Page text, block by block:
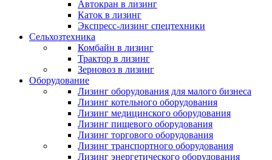
Автокран в лизинг
Каток в лизинг
Экспресс-лизинг спецтехники
Сельхозтехника
Комбайн в лизинг
Трактор в лизинг
Зерновоз в лизинг
Оборудование
Лизинг оборудования для малого бизнеса
Лизинг котельного оборудования
Лизинг медицинского оборудования
Лизинг пищевого оборудования
Лизинг торгового оборудования
Лизинг транспортного оборудования
Лизинг энергетического оборудования